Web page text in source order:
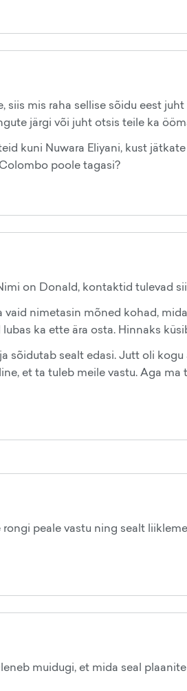
siis mis raha sellise sõidu eest
järgi või juht otsis teile ka
kuni Nuwara Eliyani, kust
poole tagasi?
on Donald, kontaktid tulevad
nimetasin mõned kohad,
ka ette ära osta. Hinnaks
sõidutab sealt edasi. Jutt oli
et ta tuleb meile vastu. Aga ma
peale vastu ning sealt
muidugi, et mida seal